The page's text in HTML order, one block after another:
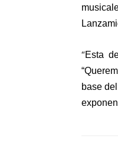
“Esta
base